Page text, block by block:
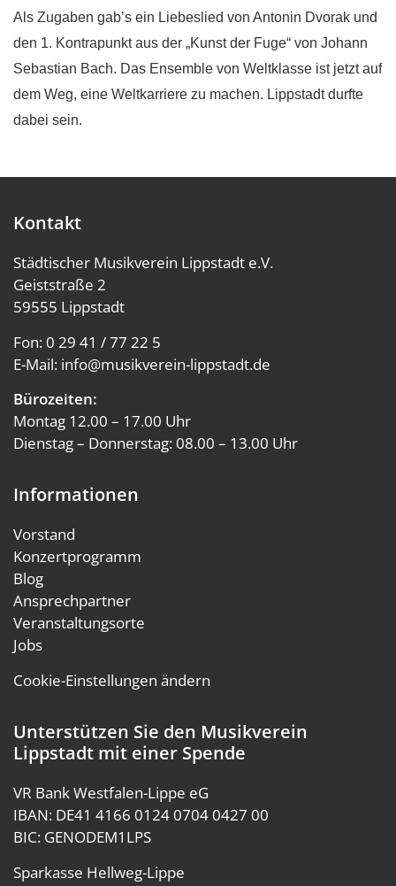
Als Zugaben gab’s ein Liebeslied von Antonin Dvorak und
den 1. Kontrapunkt aus der „Kunst der Fuge“ von Johann
Sebastian Bach. Das Ensemble von Weltklasse ist jetzt auf
dem Weg, eine Weltkarriere zu machen. Lippstadt durfte
dabei sein.
Kontakt
Städtischer Musikverein Lippstadt e.V.
Geiststraße 2
59555 Lippstadt
Fon: 0 29 41 / 77 22 5
E-Mail: info@musikverein-lippstadt.de
Bürozeiten:
Montag 12.00 – 17.00 Uhr
Dienstag – Donnerstag: 08.00 – 13.00 Uhr
Informationen
Vorstand
Konzertprogramm
Blog
Ansprechpartner
Veranstaltungsorte
Jobs
Cookie-Einstellungen ändern
Unterstützen Sie den Musikverein
Lippstadt mit einer Spende
VR Bank Westfalen-Lippe eG
IBAN: DE41 4166 0124 0704 0427 00
BIC: GENODEM1LPS
Sparkasse Hellweg-Lippe